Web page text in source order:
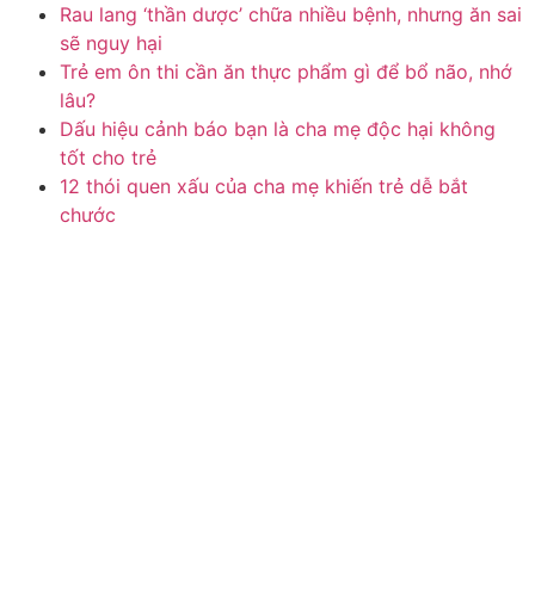
Rau lang ‘thần dược’ chữa nhiều bệnh, nhưng ăn sai
sẽ nguy hại
Trẻ em ôn thi cần ăn thực phẩm gì để bổ não, nhớ
lâu?
Dấu hiệu cảnh báo bạn là cha mẹ độc hại không
tốt cho trẻ
12 thói quen xấu của cha mẹ khiến trẻ dễ bắt
chước